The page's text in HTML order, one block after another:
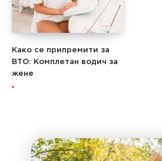
Како се припремити за
ВТО: Комплетан водич за
жене